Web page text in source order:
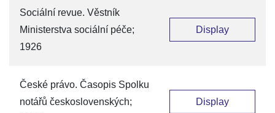
Sociální revue. Věstník
Ministerstva sociální péče;
1926
Display
České právo. Časopis Spolku
notářů československých;
Display